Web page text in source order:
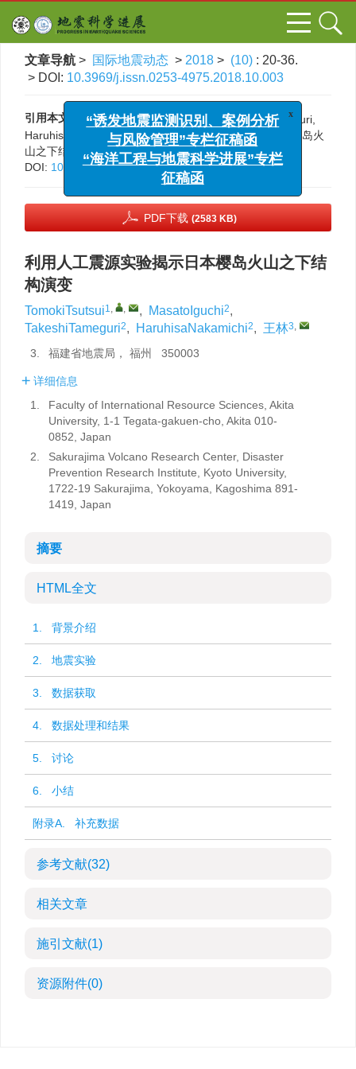
文章导航 > 国际地震动态 > 2018 > (10) : 20-36.
> DOI: 10.3969/j.issn.0253-4975.2018.10.003
引用本文:
TomokiTsutsui, MasatoIguchi, TakeshiTameguri,
HaruhisaNakamichi, 王林. 利用人工震源实验揭示日本樱岛火
山之下结构演变[J]. 国际地震动态, 2018, (10): 20-36.
DOI: 10.3969/j.issn.0253-4975.2018.10.003
PDF下载 (2583 KB)
利用人工震源实验揭示日本樱岛火山之下结
构演变
TomokiTsutsui1, , , MasatoIguchi2,
TakeshiTameguri2, HaruhisaNakamichi2, 王林3,
3. 福建省地震局， 福州 350003
详细信息
1.
Faculty of International Resource Sciences, Akita
University, 1-1 Tegata-gakuen-cho, Akita 010-
0852, Japan
2.
Sakurajima Volcano Research Center, Disaster
Prevention Research Institute, Kyoto University,
1722-19 Sakurajima, Yokoyama, Kagoshima 891-
1419, Japan
摘要
HTML全文
1. 背景介绍
2. 地震实验
3. 数据获取
4. 数据处理和结果
5. 讨论
6. 小结
附录A. 补充数据
参考文献(32)
相关文章
施引文献(1)
资源附件(0)
“诱发地震监测识别、案例分析
与风险管理”专栏征稿函
“海洋工程与地震科学进展”专栏
征稿函